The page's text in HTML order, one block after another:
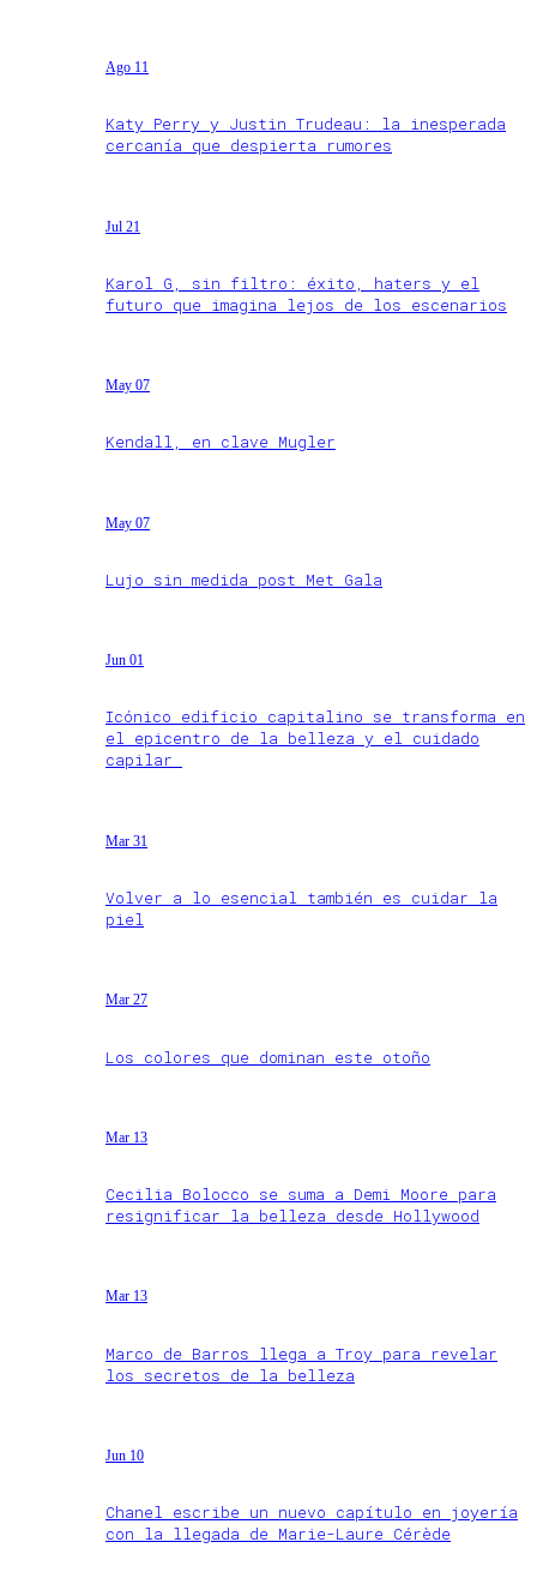
Ago 11
Katy Perry y Justin Trudeau: la inesperada
cercanía que despierta rumores
Jul 21
Karol G, sin filtro: éxito, haters y el
futuro que imagina lejos de los escenarios
May 07
Kendall, en clave Mugler
May 07
Lujo sin medida post Met Gala
Jun 01
Icónico edificio capitalino se transforma en
el epicentro de la belleza y el cuidado
capilar
Mar 31
Volver a lo esencial también es cuidar la
piel
Mar 27
Los colores que dominan este otoño
Mar 13
Cecilia Bolocco se suma a Demi Moore para
resignificar la belleza desde Hollywood
Mar 13
Marco de Barros llega a Troy para revelar
los secretos de la belleza
Jun 10
Chanel escribe un nuevo capítulo en joyería
con la llegada de Marie-Laure Cérède